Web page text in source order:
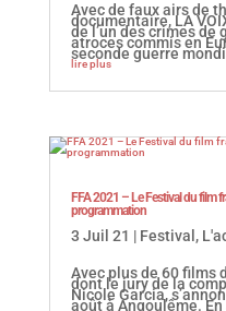
Avec de faux airs de
documentaire, LA
de l’un des crimes de
atroces commis en
seconde guerre
lire plus
FFA 2021 – Le Festival du film
programmation
3 Juil 21 | Festival ,
Avec plus de 60 films
dont le jury de la
Nicole Garcia,
août à Angoulême.